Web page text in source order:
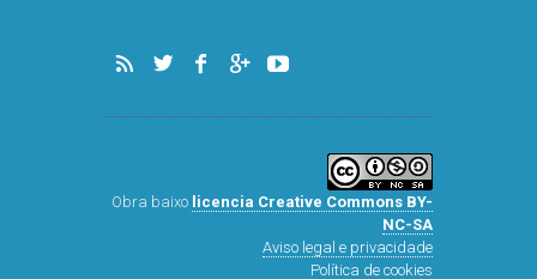
Obra baixo licencia Creative Commons BY-
NC-SA
Aviso legal e privacidade
Política de cookies